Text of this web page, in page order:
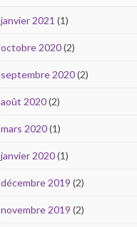
janvier 2021 (1)
octobre 2020(2)
septembre 2020(2)
août 2020(2)
mars 2020(1)
janvier 2020(1)
décembre 2019 (2)
novembre 2019 (2)